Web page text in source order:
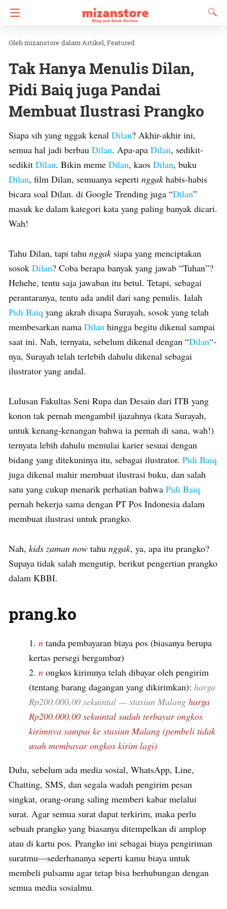
mizanstore dalamArtikel Featured
Tak Hanya Menulis Dilan,
Pidi Baiq juga Pandai
Membuat Ilustrasi Prangko
Siapa sih yang nggak kenal Dilan? Akhir-akhir ini,
semua hal jadi berbau Dilan. Apa-apa Dilan, sedikit-
sedikit Dilan. Bikin meme Dilan, kaos Dilan, buku
Dilan, film Dilan, semuanya seperti nggak habis-habis
bicara soal Dilan. di Google Trending juga “Dilan”
masuk ke dalam kategori kata yang paling banyak dicari.
Wah!
Tahu Dilan, tapi tahu nggak siapa yang menciptakan
sosok Dilan? Coba berapa banyak yang jawab “Tuhan”?
Hehehe, tentu saja jawaban itu betul. Tetapi, sebagai
perantaranya, tentu ada andil dari sang penulis. Ialah
Pidi Baiq yang akrab disapa Surayah, sosok yang telah
membesarkan nama Dilan hingga begitu dikenal sampai
saat ini. Nah, ternyata, sebelum dikenal dengan “Dilan“-
nya, Surayah telah terlebih dahulu dikenal sebagai
ilustrator yang andal.
Lulusan Fakultas Seni Rupa dan Desain dari ITB yang
konon tak pernah mengambil ijazahnya (kata Surayah,
untuk kenang-kenangan bahwa ia pernah di sana, wah!)
ternyata lebih dahulu memulai karier sesuai dengan
bidang yang ditekuninya itu, sebagai ilustrator. Pidi Baiq
juga dikenal mahir membuat ilustrasi buku, dan salah
satu yang cukup menarik perhatian bahwa Pidi Baiq
pernah bekerja sama dengan PT Pos Indonesia dalam
membuat ilustrasi untuk prangko.
Nah, kids zaman now tahu nggak, ya, apa itu prangko?
Supaya tidak salah mengutip, berikut pengertian prangko
dalam KBBI.
prang.ko
n tanda pembayaran biaya pos (biasanya berupa
kertas persegi bergambar)
n ongkos kirimnya telah dibayar oleh pengirim
(tentang barang dagangan yang dikirimkan): harga
Rp200.000,00 sekuintal — stasiun Malang harga
Rp200.000,00 sekuintal sudah terbayar ongkos
kirimnya sampai ke stasiun Malang (pembeli tidak
usah membayar ongkos kirim lagi)
Dulu, sebelum ada media sosial, WhatsApp, Line,
Chatting, SMS, dan segala wadah pengirim pesan
singkat, orang-orang saling memberi kabar melalui
surat. Agar semua surat dapat terkirim, maka perlu
sebuah prangko yang biasanya ditempelkan di amplop
atau di kartu pos. Prangko ini sebagai biaya pengiriman
suratmu—sederhananya seperti kamu biaya untuk
membeli pulsamu agar tetap bisa berhubungan dengan
semua media sosialmu.